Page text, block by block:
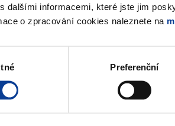
dalšími informacemi, které jste jim
o zpracování cookies naleznete na
Preferenční